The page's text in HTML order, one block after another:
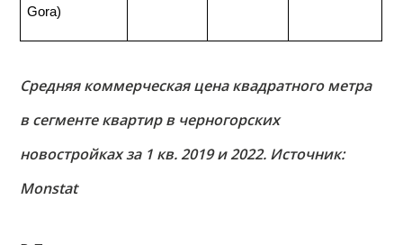
Gora)
Средняя коммерческая цена квадратного метра
в сегменте квартир в черногорских
новостройках за 1 кв. 2019 и 2022. Источник:
Monstat